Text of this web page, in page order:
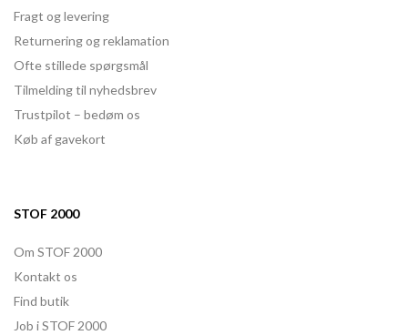
Fragt og levering
Returnering og reklamation
Ofte stillede spørgsmål
Tilmelding til nyhedsbrev
Trustpilot – bedøm os
Køb af gavekort
STOF 2000
Om STOF 2000
Kontakt os
Find butik
Job i STOF 2000